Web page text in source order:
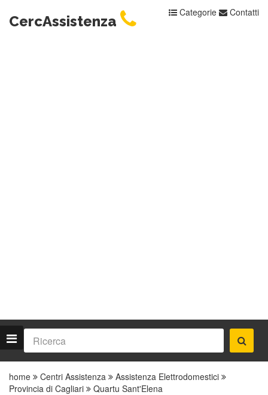
CercAssistenza
Categorie Contatti
home Centri Assistenza
Assistenza Elettrodomestici
Provincia di Cagliari
Quartu Sant'Elena